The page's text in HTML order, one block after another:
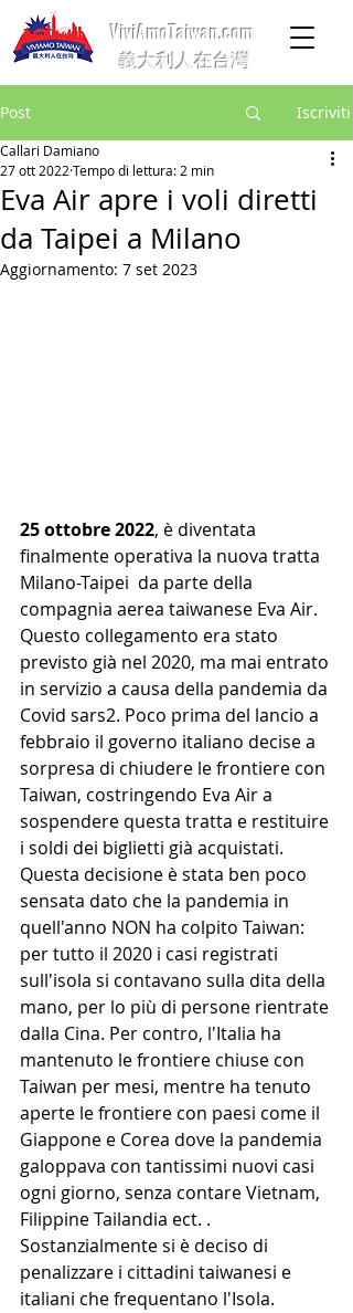
ViviAmoTaiwan.com
義大利人在台灣
Post Iscriviti
Eva Air apre i voli diretti
da Taipei a Milano
Callari Damiano
27 ott 2022 Tempo di lettura: 2 min
Aggiornamento: 7 set 2023
25 ottobre 2022, è diventata
finalmente operativa la nuova tratta
Milano-Taipei  da parte della
compagnia aerea taiwanese Eva Air.
Questo collegamento era stato
previsto già nel 2020, ma mai entrato
in servizio a causa della pandemia da
Covid sars2. Poco prima del lancio a
febbraio il governo italiano decise a
sorpresa di chiudere le frontiere con
Taiwan, costringendo Eva Air a
sospendere questa tratta e restituire
i soldi dei biglietti già acquistati.
Questa decisione è stata ben poco
sensata dato che la pandemia in
quell'anno NON ha colpito Taiwan:
per tutto il 2020 i casi registrati
sull'isola si contavano sulla dita della
mano, per lo più di persone rientrate
dalla Cina. Per contro, l'Italia ha
mantenuto le frontiere chiuse con
Taiwan per mesi, mentre ha tenuto
aperte le frontiere con paesi come il
Giappone e Corea dove la pandemia
galoppava con tantissimi nuovi casi
ogni giorno, senza contare Vietnam,
Filippine Tailandia ect. .
Sostanzialmente si è deciso di
penalizzare i cittadini taiwanesi e
italiani che frequentano l'Isola.